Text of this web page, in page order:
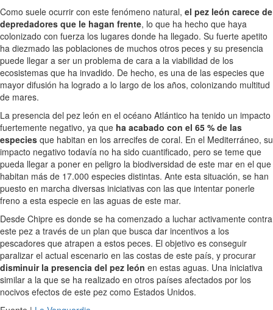
Como suele ocurrir con este fenómeno natural, el pez león carece de
depredadores que le hagan frente, lo que ha hecho que haya
colonizado con fuerza los lugares donde ha llegado. Su fuerte apetito
ha diezmado las poblaciones de muchos otros peces y su presencia
puede llegar a ser un problema de cara a la viabilidad de los
ecosistemas que ha invadido. De hecho, es una de las especies que
mayor difusión ha logrado a lo largo de los años, colonizando multitud
de mares.
La presencia del pez león en el océano Atlántico ha tenido un impacto
fuertemente negativo, ya que ha acabado con el 65 % de las
especies que habitan en los arrecifes de coral. En el Mediterráneo, su
impacto negativo todavía no ha sido cuantificado, pero se teme que
pueda llegar a poner en peligro la biodiversidad de este mar en el que
habitan más de 17.000 especies distintas. Ante esta situación, se han
puesto en marcha diversas iniciativas con las que intentar ponerle
freno a esta especie en las aguas de este mar.
Desde Chipre es donde se ha comenzado a luchar activamente contra
este pez a través de un plan que busca dar incentivos a los
pescadores que atrapen a estos peces. El objetivo es conseguir
paralizar el actual escenario en las costas de este país, y procurar
disminuir la presencia del pez león en estas aguas. Una iniciativa
similar a la que se ha realizado en otros países afectados por los
nocivos efectos de este pez como Estados Unidos.